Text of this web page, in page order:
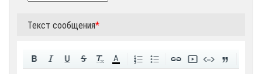
Текст сообщения*
A